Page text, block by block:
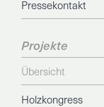
Pressekontakt
Projekte
Übersicht
Holzkongress